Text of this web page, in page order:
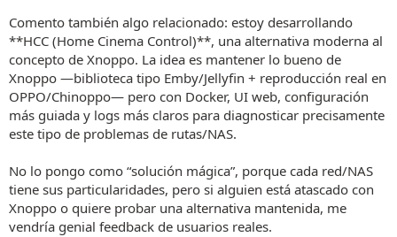
Comento también algo relacionado: estoy desarrollando
**HCC (Home Cinema Control)**, una alternativa moderna al
concepto de Xnoppo. La idea es mantener lo bueno de
Xnoppo —biblioteca tipo Emby/Jellyfin + reproducción real en
OPPO/Chinoppo— pero con Docker, UI web, configuración
más guiada y logs más claros para diagnosticar precisamente
este tipo de problemas de rutas/NAS.
No lo pongo como “solución mágica”, porque cada red/NAS
tiene sus particularidades, pero si alguien está atascado con
Xnoppo o quiere probar una alternativa mantenida, me
vendría genial feedback de usuarios reales.